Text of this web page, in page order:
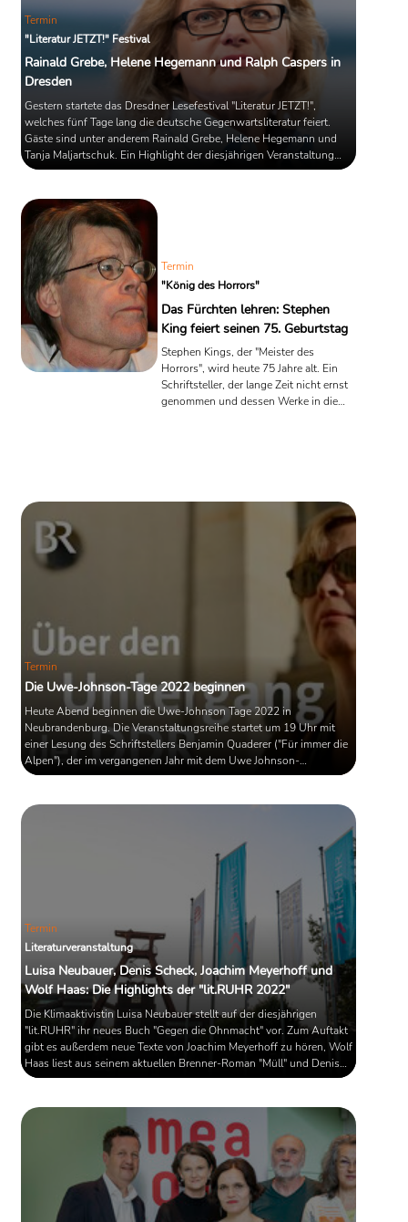
Termin
"Literatur JETZT!" Festival
Rainald Grebe, Helene Hegemann und Ralph Caspers in
Dresden
Gestern startete das Dresdner Lesefestival "Literatur JETZT!",
welches fünf Tage lang die deutsche Gegenwartsliteratur feiert.
Gäste sind unter anderem Rainald Grebe, Helene Hegemann und
Tanja Maljartschuk. Ein Highlight der diesjährigen Veranstaltung
wird die Buchpremiere von Karen Duve´s neuem Roman "Sisi" sein,
Termin
"König des Horrors"
Das Fürchten lehren: Stephen
King feiert seinen 75. Geburtstag
Stephen Kings, der "Meister des
Horrors", wird heute 75 Jahre alt. Ein
Schriftsteller, der lange Zeit nicht ernst
genommen und dessen Werke in die
unter dieser Oberfläche Dinge in
Bewegung zu setzen, die uns alle
angehen und kaum mehr loslassen...
Termin
Die Uwe-Johnson-Tage 2022 beginnen
Heute Abend beginnen die Uwe-Johnson Tage 2022 in
Neubrandenburg. Die Veranstaltungsreihe startet um 19 Uhr mit
einer Lesung des Schriftstellers Benjamin Quaderer ("Für immer die
Alpen"), der im vergangenen Jahr mit dem Uwe Johnson-
Förderpreis ausgezeichnet worden ist. Am Freitag, 23. September
Erpenbeck verliehen.
Termin
Literaturveranstaltung
Luisa Neubauer, Denis Scheck, Joachim Meyerhoff und
Wolf Haas: Die Highlights der "lit.RUHR 2022"
Die Klimaaktivistin Luisa Neubauer stellt auf der diesjährigen
"lit.RUHR" ihr neues Buch "Gegen die Ohnmacht" vor. Zum Auftakt
gibt es außerdem neue Texte von Joachim Meyerhoff zu hören, Wolf
Haas liest aus seinem aktuellen Brenner-Roman "Müll" und Denis
Scheck spricht mit Doris Dörrie über Kulinarik und Literatur. Die